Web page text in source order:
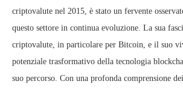
criptovalute nel 2015, è stato un fervente
questo settore in continua evoluzione. La sua
criptovalute, in particolare per Bitcoin, e il suo
potenziale trasformativo della tecnologia
suo percorso. Con una profonda comprensione